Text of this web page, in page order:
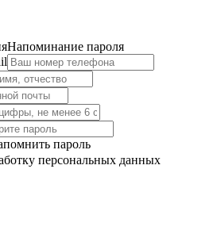
Напоминание пароля
пароль
персональных данных